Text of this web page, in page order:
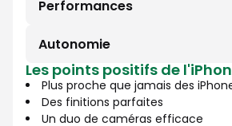
Performances
9
sur
Autonomie
8
sur
10
Les points positifs de
Plus proche que jamais des
Des finitions parfaites
Un duo de caméras efficace